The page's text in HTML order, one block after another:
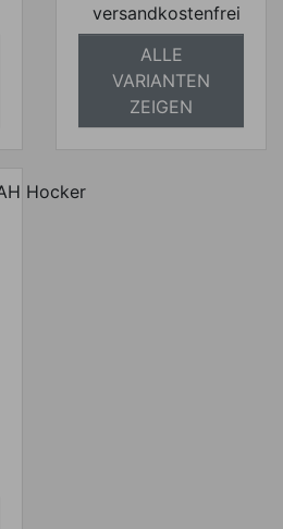
versandkostenfrei
ALLE
VARIANTEN
ZEIGEN